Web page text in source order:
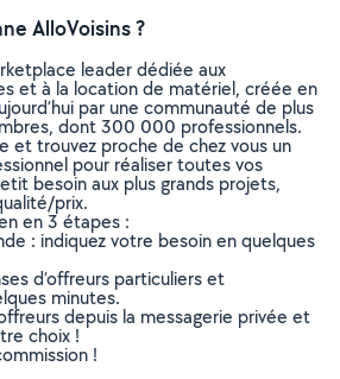
AlloVoisins ?
leader dédiée aux
et à la location de matériel, créée en
par une communauté de plus
dont 300 000 professionnels.
et trouvez proche de chez vous un
pour réaliser toutes vos
besoin aux plus grands projets,
prix.
en 3 étapes :
: indiquez votre besoin en quelques
d’offreurs particuliers et
minutes.
depuis la messagerie privée et
choix !
!